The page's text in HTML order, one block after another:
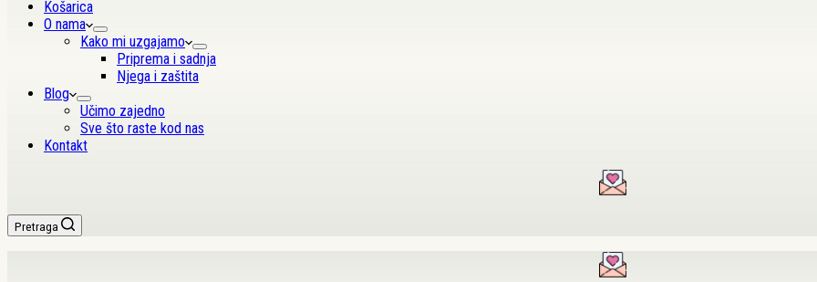
Košarica
O nama
Kako mi uzgajamo
Priprema i sadnja
Njega i zaštita
Blog
Učimo zajedno
Sve što raste kod nas
Kontakt
Pretraga